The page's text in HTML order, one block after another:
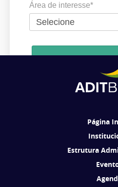
Área de interesse*
Ao se cadastrar, você concorda em
Página
Estrutura